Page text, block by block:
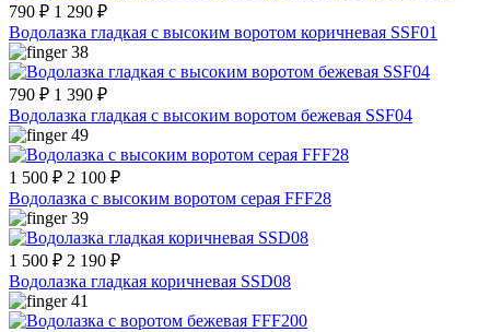
790 ₽ 1 290 ₽
Водолазка гладкая с высоким воротом коричневая SSF01
38
790 ₽ 1 390 ₽
Водолазка гладкая с высоким воротом бежевая SSF04
49
1 500 ₽ 2 100 ₽
Водолазка с высоким воротом серая FFF28
39
1 500 ₽ 2 190 ₽
Водолазка гладкая коричневая SSD08
41